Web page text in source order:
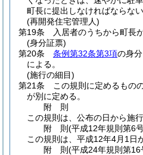
町長に提出しなければならない
(再開発住宅管理人)
第19条
入居者のうちから町長
(身分証票)
第20条
条例第32条第3項の身分
による。
(施行の細目)
第21条
この規則に定めるもの
が別に定める。
附 則
この規則は、公布の日から施行
附 則(平成12年規則第6
この規則は、平成12年4月1日
附 則(平成24年規則第16